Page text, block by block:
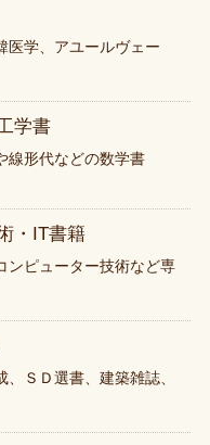
医学、アユールヴェー
学書
線形代などの数学書
・IT書籍
ンピューター技術など専
ＳＤ選書、建築雑誌、